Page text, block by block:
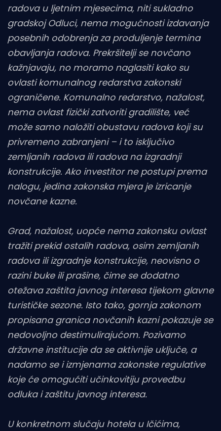
radova u ljetnim mjesecima, niti sukladno
gradskoj Odluci, nema mogućnosti izdavanja
posebnih odobrenja za produljenje termina
obavljanja radova. Prekršitelji se novčano
kažnjavaju, no moramo naglasiti kako su
ovlasti komunalnog redarstva zakonski
ograničene. Komunalno redarstvo, nažalost,
nema ovlast fizički zatvoriti gradilište, već
može samo naložiti obustavu radova koji su
privremeno zabranjeni – i to isključivo
zemljanih radova ili radova na izgradnji
konstrukcije. Ako investitor ne postupi prema
nalogu, jedina zakonska mjera je izricanje
novčane kazne.
Grad, nažalost, uopće nema zakonsku ovlast
tražiti prekid ostalih radova, osim zemljanih
radova ili izgradnje konstrukcije, neovisno o
razini buke ili prašine, čime se dodatno
otežava zaštita javnog interesa tijekom glavne
turističke sezone. Isto tako, gornja zakonom
propisana granica novčanih kazni pokazuje se
nedovoljno destimulirajućom. Pozivamo
državne institucije da se aktivnije uključe, a
nadamo se i izmjenama zakonske regulative
koje će omogućiti učinkovitiju provedbu
odluka i zaštitu javnog interesa.
U konkretnom slučaju hotela u Ičićima,